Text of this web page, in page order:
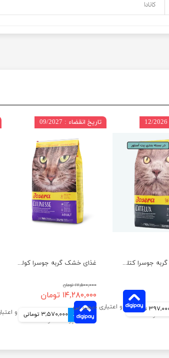
کانادا
غذای خشک گربه جوسرا کولینس ضد گلوله مویی وزن 10 کیلوگرم
۱۷,۵۰۰,۰۰۰ تومان
۱۴,۲۸۰,۰۰۰ تومان
4 قسط 3,570,000 تومانی
تاریخ انقضاء : 09/2027
غذای خشک گربه جوسرا کتلوکس مناسب سلامت پوست و مو وزن 1 کیلوگرم
تومانی